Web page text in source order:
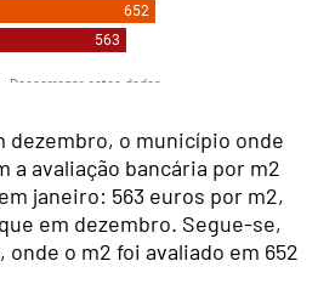
dezembro, o município onde
a avaliação bancária por m2
janeiro: 563 euros por m2,
em dezembro. Segue-se,
o m2 foi avaliado em 652